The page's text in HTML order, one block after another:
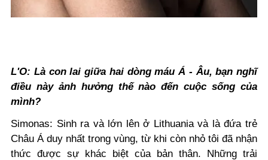
L'O: Là con lai giữa hai dòng máu Á - Âu, bạn nghĩ
điều này ảnh hưởng thế nào đến cuộc sống của
mình?
Simonas: Sinh ra và lớn lên ở Lithuania và là đứa trẻ
Châu Á duy nhất trong vùng, từ khi còn nhỏ tôi đã nhận
thức được sự khác biệt của bản thân. Những trải